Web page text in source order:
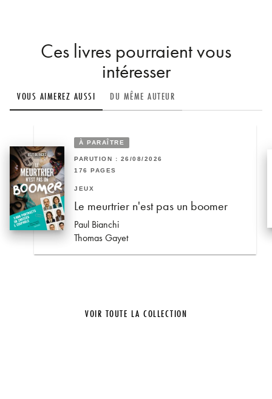
Ces livres pourraient vous
intéresser
VOUS AIMEREZ AUSSI DU MÊME AUTEUR
À PARAÎTRE
PARUTION : 26/08/2026
176 PAGES
JEUX
Le meurtrier n'est pas un boomer
Paul Bianchi
Thomas Gayet
VOIR TOUTE LA COLLECTION